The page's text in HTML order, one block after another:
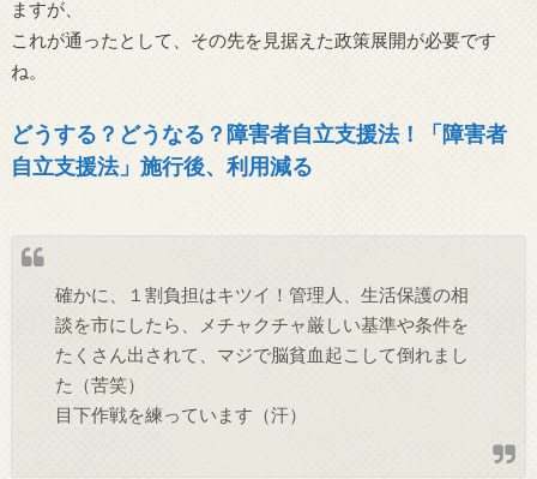
ますが、
これが通ったとして、その先を見据えた政策展開が必要です
ね。
どうする？どうなる？障害者自立支援法！「障害者
自立支援法」施行後、利用減る
確かに、１割負担はキツイ！管理人、生活保護の相
談を市にしたら、メチャクチャ厳しい基準や条件を
たくさん出されて、マジで脳貧血起こして倒れまし
た（苦笑）
目下作戦を練っています（汗）